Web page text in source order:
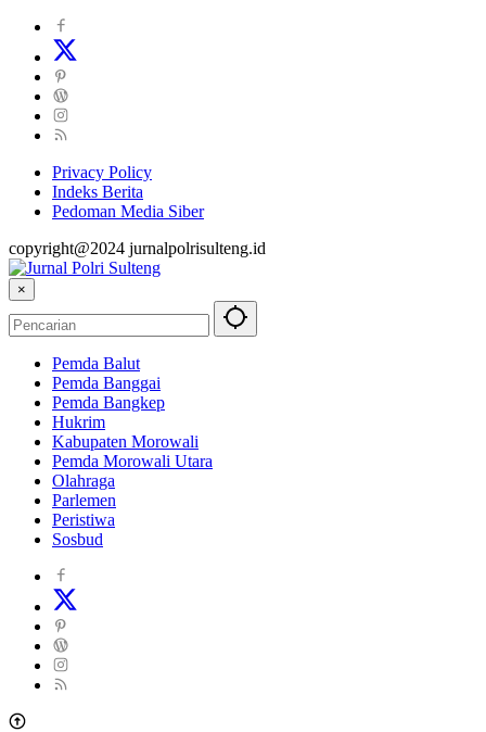
Privacy Policy
Indeks Berita
Pedoman Media Siber
copyright@2024 jurnalpolrisulteng.id
×
Pemda Balut
Pemda Banggai
Pemda Bangkep
Hukrim
Kabupaten Morowali
Pemda Morowali Utara
Olahraga
Parlemen
Peristiwa
Sosbud